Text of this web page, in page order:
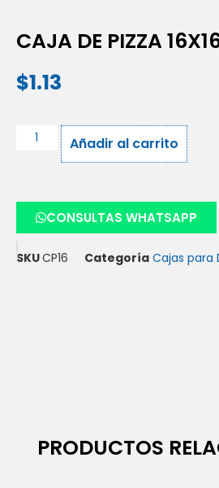
CAJA DE PIZZA
$1.13
Añadir al carrito
CONSULTAS WHATSAPP
SKUCP16 Categoría Cajas para
PRODUCTOS